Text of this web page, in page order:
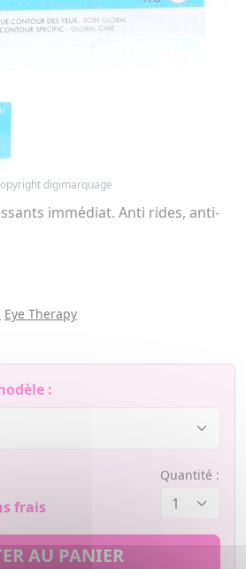
digimarquage
immédiat. Anti rides, anti-
Eye Therapy
:
frais
Quantité :
AU PANIER